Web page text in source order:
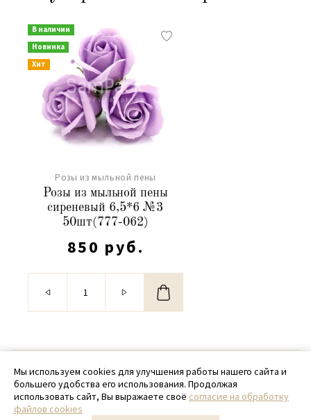
В наличии
Новинка
Хит
Розы из мыльной пены
Розы из мыльной пены
сиреневый 6,5*6 №3
50шт(777-062)
850 руб.
© 2020 - 2026 SamPack
+ 7 (918) 699-97-87
zakaz@sampack.store
Мы используем cookies для улучшения работы нашего сайта и
большего удобства его использования. Продолжая
использовать сайт, Вы выражаете своё согласие на обработку
файлов cookies